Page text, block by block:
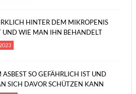
HINTER DEM MIKROPENIS
UND WIE MAN IHN BEHANDELT
ASBEST SO GEFÄHRLICH IST UND
SICH DAVOR SCHÜTZEN KANN